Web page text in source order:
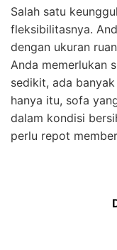
Salah satu
fleksibilitasnya.
dengan ukuran
Anda memerlukan
sedikit, ada
hanya itu, sofa
dalam kondisi
perlu repot